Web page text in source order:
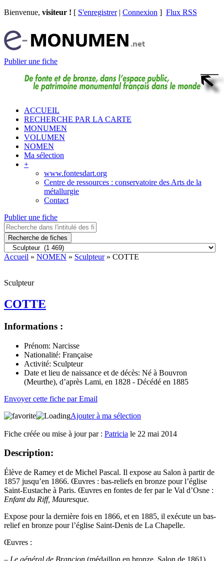
Bienvenue, visiteur ! [ S'enregistrer| Connexion ] Flux RSS
Publier une fiche
ACCUEIL
RECHERCHE PAR LA CARTE
MONUMEN
VOLUMEN
NOMEN
Ma sélection
+
www.fontesdart.org
Centre de ressources : conservatoire des Arts de la
métallurgie
Contact
Publier une fiche
Recherche de fiches
Accueil » NOMEN » Sculpteur» COTTE
Sculpteur
COTTE
Informations :
Prénom: Narcisse
Nationalité: Française
Activité: Sculpteur
Date et lieu de naissance et de décès: Né à Bouvron
(Meurthe), d’après Lami, en 1828 - Décédé en 1885
Envoyer cette fiche par Email
Ajouter à ma sélection
Fiche créée ou mise à jour par : Patricia le 22 mai 2014
Description:
Élève de Ramey et de Michel Pascal. Il expose au Salon à partir de
1857 jusqu’en 1866. Œuvres : bas-reliefs en bronze pour l’église
Saint-Eustache à Paris. Œuvres en fontes de fer par le Val d’Osne :
Enfant du Riff, Mauresque.
Expose pour la dernière fois en 1866, et en 1885, il exécute un bas-
relief en bronze pour l’église Saint-Denis de La Chapelle.
Œuvres :
– Le général de Brancion (médaillon en bronze, Salon de 1861)